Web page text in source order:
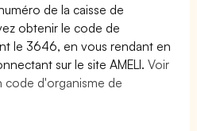
de la caisse de
obtenir le code de
le 3646, en vous rendant en
sur le site AMELI.Voir
code d'organisme de